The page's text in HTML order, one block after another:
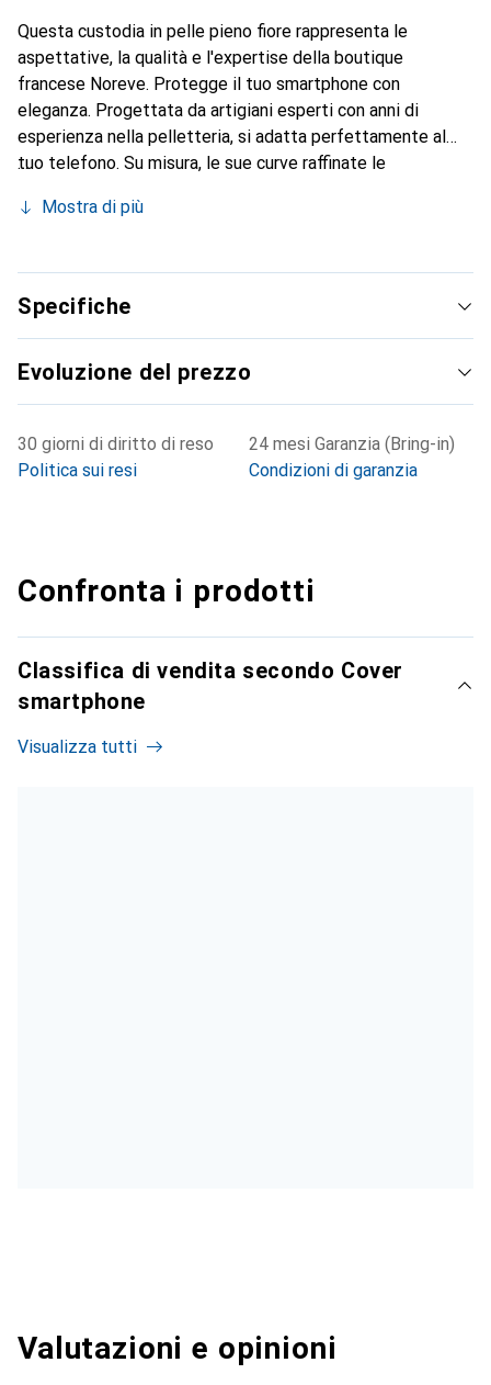
Questa custodia in pelle pieno fiore rappresenta le
aspettative, la qualità e l'expertise della boutique
francese Noreve. Protegge il tuo smartphone con
eleganza. Progettata da artigiani esperti con anni di
esperienza nella pelletteria, si adatta perfettamente al
tuo telefono. Su misura, le sue curve raffinate le
accessorio chic e indispensabile per il tuo smartphone.
alta qualità, il marchio Noreve è una scelta affidabile per
una clientela esigente.
Mostra di più
Specifiche
Evoluzione del prezzo
30 giorni di diritto di reso
Politica sui resi
24 mesi Garanzia (Bring-in)
Condizioni di garanzia
Confronta i prodotti
Classifica di vendita secondo Cover
smartphone
Visualizza tutti
Valutazioni e opinioni